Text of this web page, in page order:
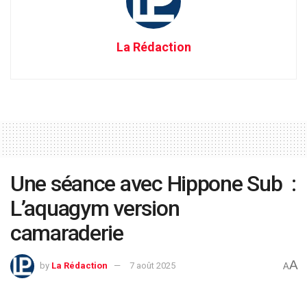
La Rédaction
Une séance avec Hippone Sub :
L’aquagym version
camaraderie
by La Rédaction 7 août 2025 AA